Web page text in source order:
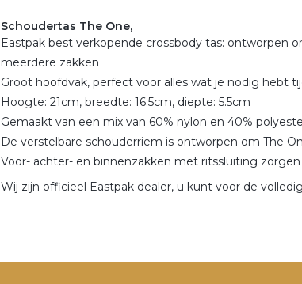
Schoudertas The One,
Eastpak best verkopende crossbody tas: ontworpen
meerdere zakken
Groot hoofdvak, perfect voor alles wat je nodig hebt
Hoogte: 21cm, breedte: 16.5cm, diepte: 5.5cm
Gemaakt van een mix van 60% nylon en 40%
De verstelbare schouderriem is ontworpen om The
Voor- achter- en binnenzakken met ritssluiting
Wij zijn officieel Eastpak dealer, u kunt voor de